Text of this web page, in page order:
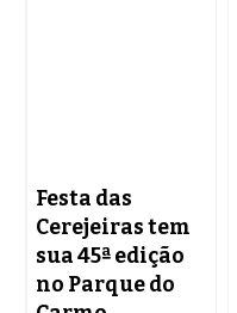
Festa das
Cerejeiras tem
sua 45ª edição
no Parque do